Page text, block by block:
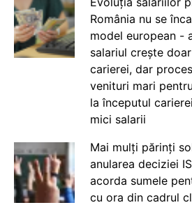
România nu se
model european -
salariul crește
carierei, dar
venituri mari
la începutul
mici salarii
Mai mulți părinți
anularea deciziei
acorda sumele
cu ora din cadrul